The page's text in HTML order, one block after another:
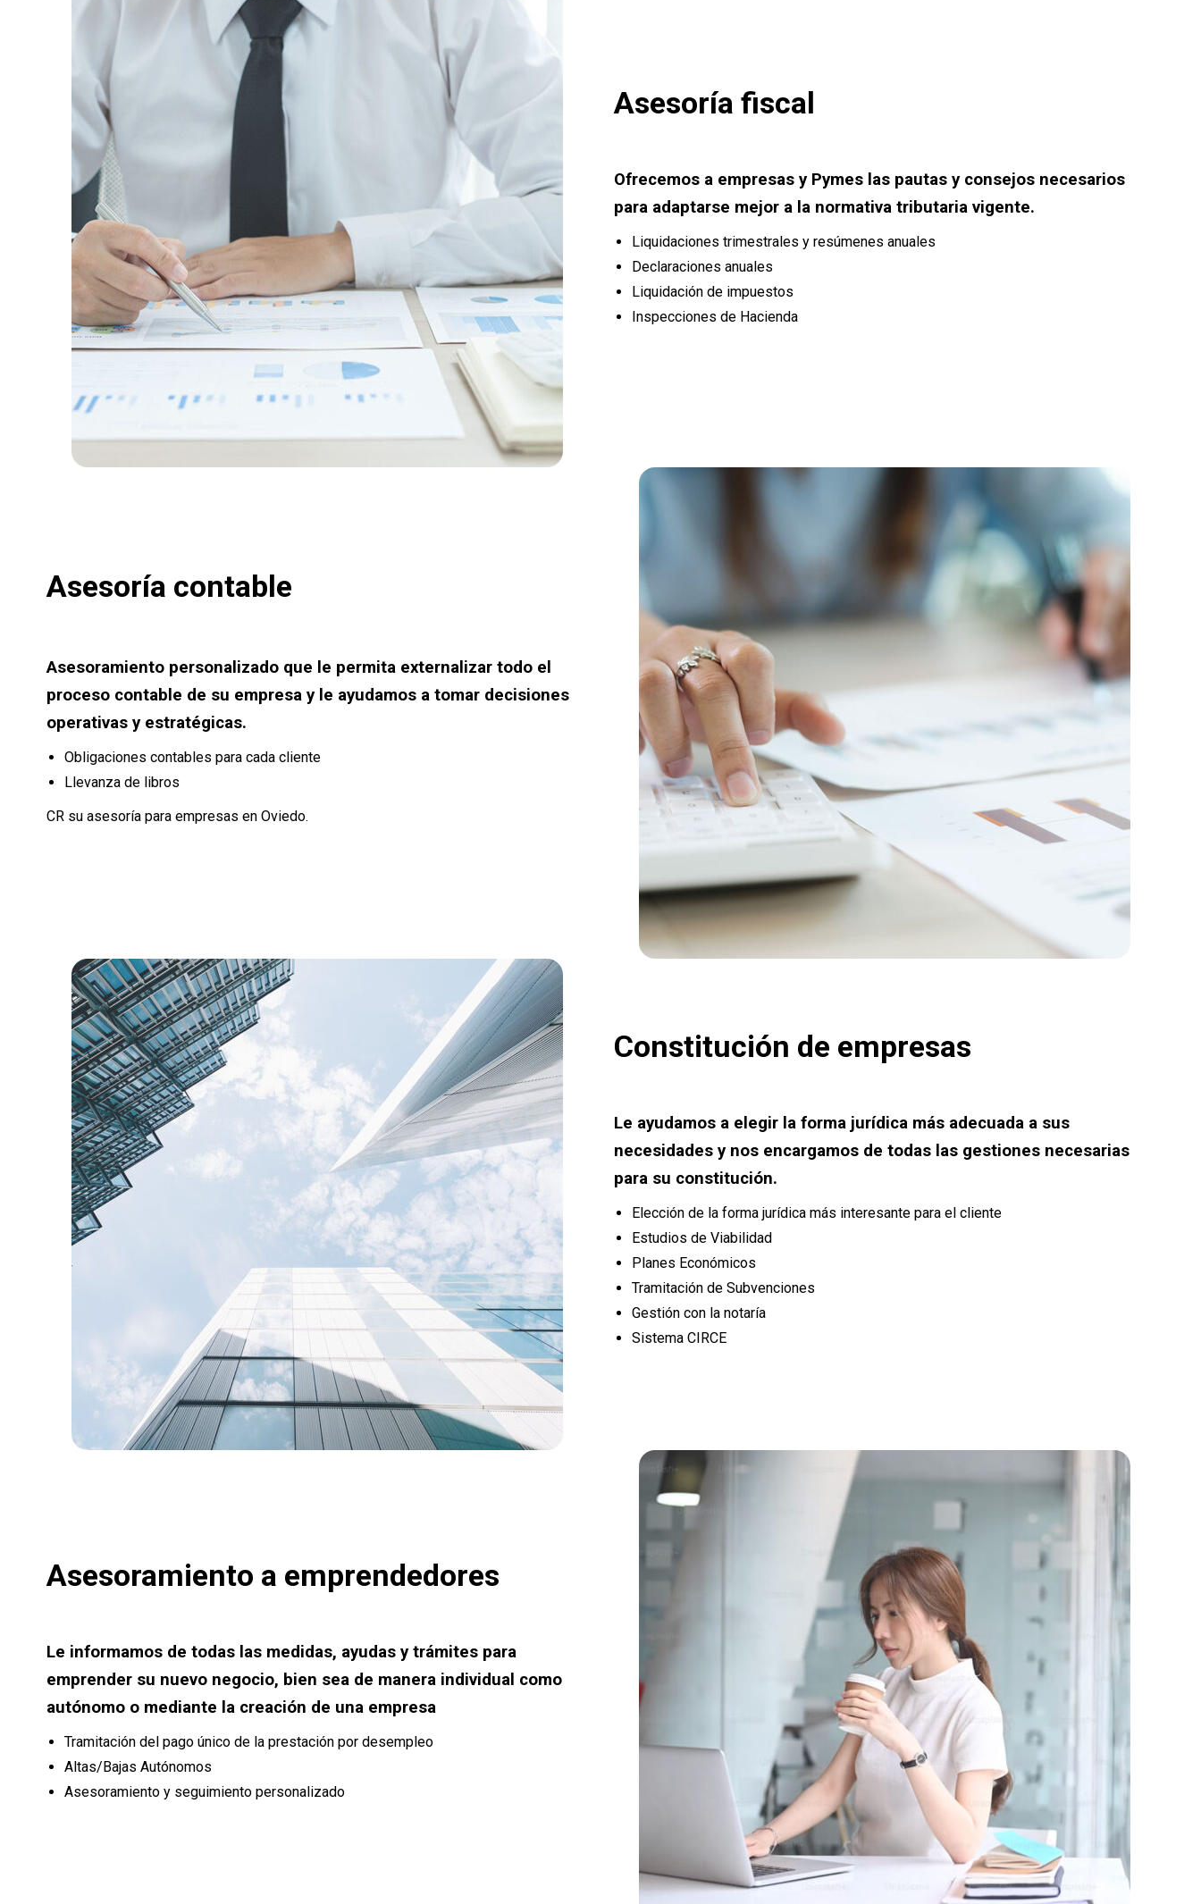
Asesoría fiscal
Ofrecemos a empresas y Pymes las pautas y consejos necesarios
para adaptarse mejor a la normativa tributaria vigente.
Liquidaciones trimestrales y resúmenes anuales
Declaraciones anuales
Liquidación de impuestos
Inspecciones de Hacienda
Asesoría contable
Asesoramiento personalizado que le permita externalizar todo el
proceso contable de su empresa y le ayudamos a tomar decisiones
operativas y estratégicas.
Obligaciones contables para cada cliente
Llevanza de libros
CR su asesoría para empresas en Oviedo.
Constitución de empresas
Le ayudamos a elegir la forma jurídica más adecuada a sus
necesidades y nos encargamos de todas las gestiones necesarias
para su constitución.
Elección de la forma jurídica más interesante para el cliente
Estudios de Viabilidad
Planes Económicos
Tramitación de Subvenciones
Gestión con la notaría
Sistema CIRCE
Asesoramiento a emprendedores
Le informamos de todas las medidas, ayudas y trámites para
emprender su nuevo negocio, bien sea de manera individual como
autónomo o mediante la creación de una empresa
Tramitación del pago único de la prestación por desempleo
Altas/Bajas Autónomos
Asesoramiento y seguimiento personalizado